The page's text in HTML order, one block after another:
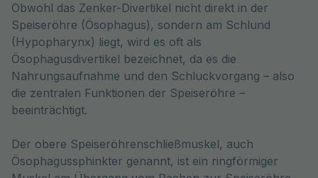
Obwohl das Zenker-Divertikel nicht direkt in der
Speiseröhre (Ösophagus), sondern am Schlund
(Hypopharynx) liegt, wird es oft als
Ösophagusdivertikel bezeichnet, da es die
Nahrungsaufnahme und den Schluckvorgang – also
die zentralen Funktionen der Speiseröhre –
beeinträchtigt.
Der obere Speiseröhrenschließmuskel, auch
Ösophagussphinkter genannt, ist ein ringförmiger